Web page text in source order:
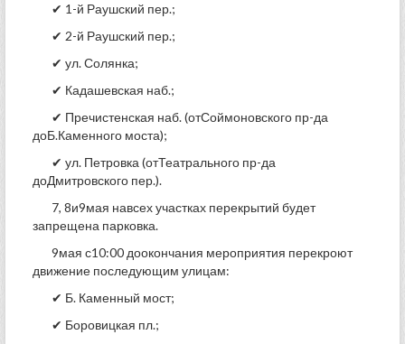
✔ 1-й Раушский пер.;
✔ 2-й Раушский пер.;
✔ ул. Солянка;
✔ Кадашевская наб.;
✔ Пречистенская наб. (отСоймоновского пр-да
доБ.Каменного моста);
✔ ул. Петровка (отТеатрального пр-да
доДмитровского пер.).
7, 8и9мая навсех участках перекрытий будет
запрещена парковка.
9мая с10:00 доокончания мероприятия перекроют
движение последующим улицам:
✔ Б. Каменный мост;
✔ Боровицкая пл.;